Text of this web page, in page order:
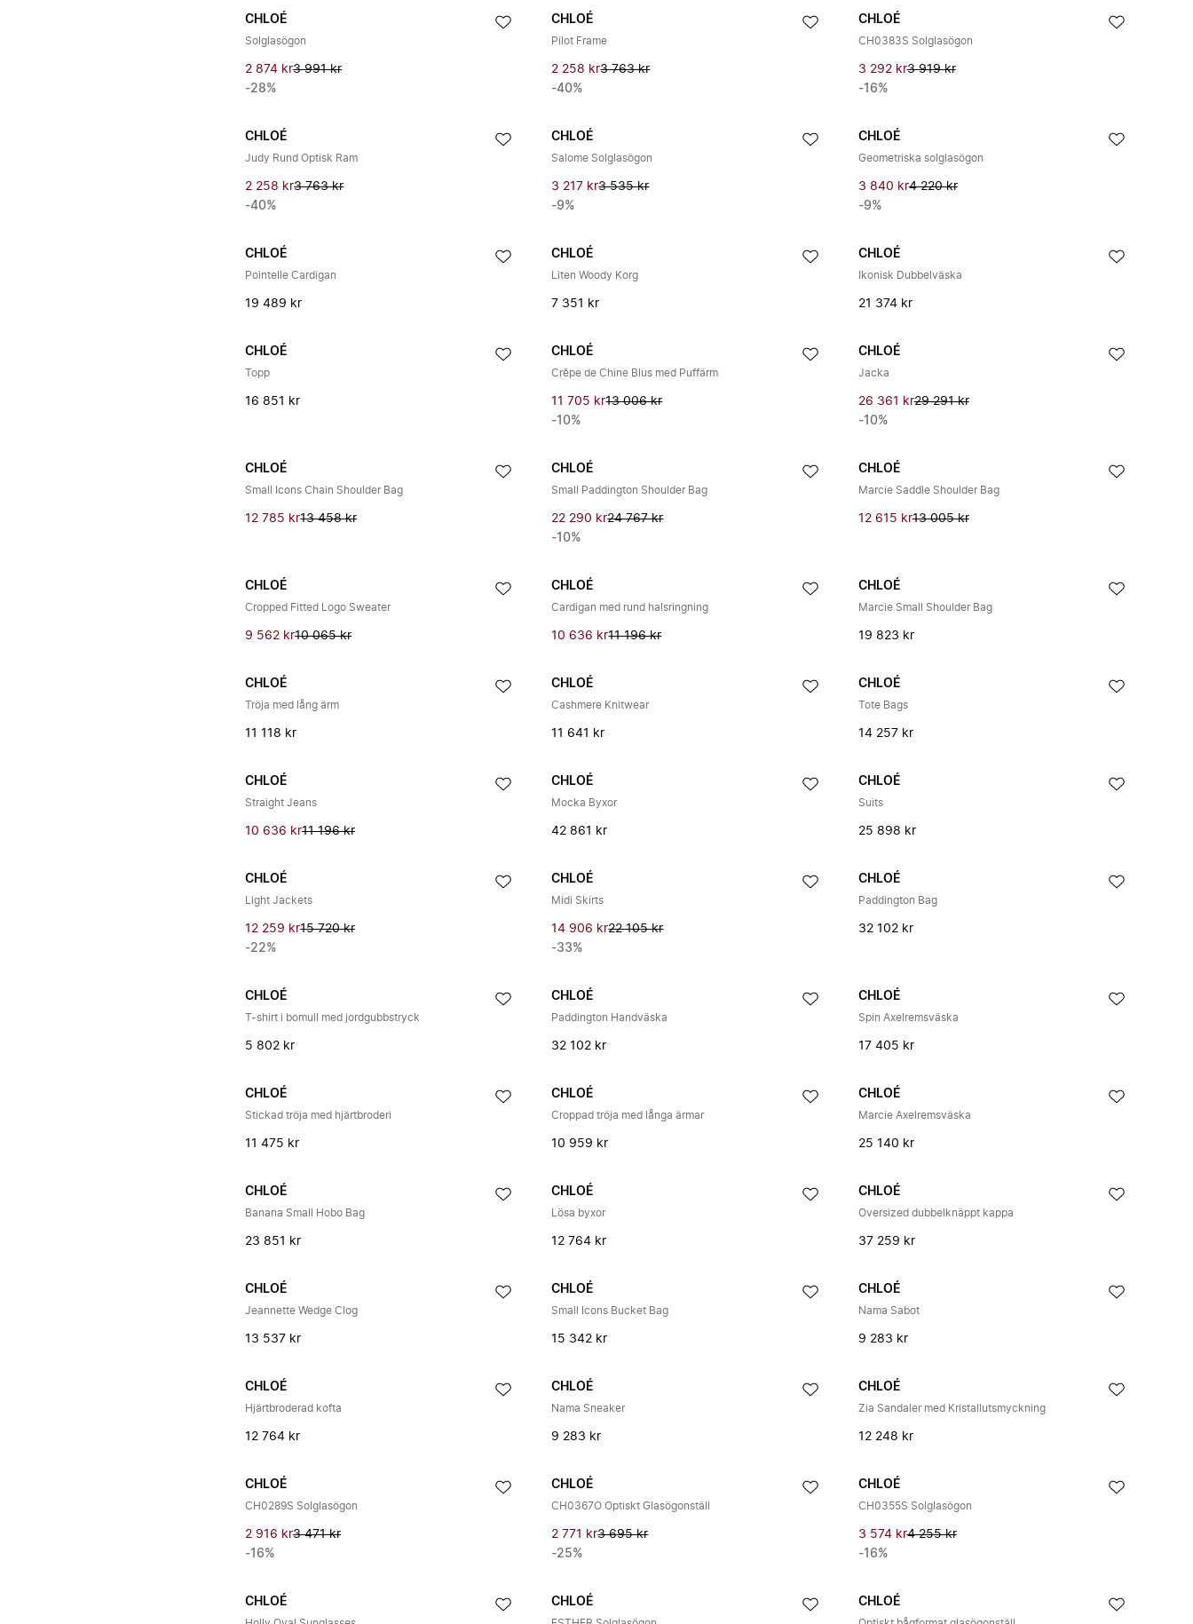
CHLOÉ
Solglasögon
2 874 kr3 991 kr
-28%
CHLOÉ
Pilot Frame
2 258 kr3 763 kr
-40%
CHLOÉ
CH0383S Solglasögon
3 292 kr3 919 kr
-16%
CHLOÉ
Judy Rund Optisk Ram
2 258 kr3 763 kr
-40%
CHLOÉ
Salome Solglasögon
3 217 kr3 535 kr
-9%
CHLOÉ
Geometriska solglasögon
3 840 kr4 220 kr
-9%
CHLOÉ
Pointelle Cardigan
19 489 kr
CHLOÉ
Liten Woody Korg
7 351 kr
CHLOÉ
Ikonisk Dubbelväska
21 374 kr
CHLOÉ
Topp
16 851 kr
CHLOÉ
Crêpe de Chine Blus med Puffärm
11 705 kr13 006 kr
-10%
CHLOÉ
Jacka
26 361 kr29 291 kr
-10%
CHLOÉ
Small Icons Chain Shoulder Bag
12 785 kr13 458 kr
CHLOÉ
Small Paddington Shoulder Bag
22 290 kr24 767 kr
-10%
CHLOÉ
Marcie Saddle Shoulder Bag
12 615 kr13 005 kr
CHLOÉ
Cropped Fitted Logo Sweater
9 562 kr10 065 kr
CHLOÉ
Cardigan med rund halsringning
10 636 kr11 196 kr
CHLOÉ
Marcie Small Shoulder Bag
19 823 kr
CHLOÉ
Tröja med lång ärm
11 118 kr
CHLOÉ
Cashmere Knitwear
11 641 kr
CHLOÉ
Tote Bags
14 257 kr
CHLOÉ
Straight Jeans
10 636 kr11 196 kr
CHLOÉ
Mocka Byxor
42 861 kr
CHLOÉ
Suits
25 898 kr
CHLOÉ
Light Jackets
12 259 kr15 720 kr
-22%
CHLOÉ
Midi Skirts
14 906 kr22 105 kr
-33%
CHLOÉ
Paddington Bag
32 102 kr
CHLOÉ
T-shirt i bomull med jordgubbstryck
5 802 kr
CHLOÉ
Paddington Handväska
32 102 kr
CHLOÉ
Spin Axelremsväska
17 405 kr
CHLOÉ
Stickad tröja med hjärtbroderi
11 475 kr
CHLOÉ
Croppad tröja med långa ärmar
10 959 kr
CHLOÉ
Marcie Axelremsväska
25 140 kr
CHLOÉ
Banana Small Hobo Bag
23 851 kr
CHLOÉ
Lösa byxor
12 764 kr
CHLOÉ
Oversized dubbelknäppt kappa
37 259 kr
CHLOÉ
Jeannette Wedge Clog
13 537 kr
CHLOÉ
Small Icons Bucket Bag
15 342 kr
CHLOÉ
Nama Sabot
9 283 kr
CHLOÉ
Hjärtbroderad kofta
12 764 kr
CHLOÉ
Nama Sneaker
9 283 kr
CHLOÉ
Zia Sandaler med Kristallutsmyckning
12 248 kr
CHLOÉ
CH0289S Solglasögon
2 916 kr3 471 kr
-16%
CHLOÉ
CH0367O Optiskt Glasögonställ
2 771 kr3 695 kr
-25%
CHLOÉ
CH0355S Solglasögon
3 574 kr4 255 kr
-16%
CHLOÉ CHLOÉ CHLOÉ